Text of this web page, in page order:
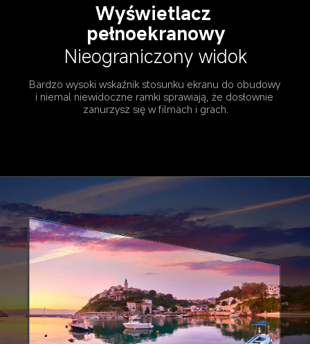
Wyświetlacz
pełnoekranowy
Nieograniczony widok
Bardzo wysoki wskaźnik stosunku ekranu do obudowy
i niemal niewidoczne ramki sprawiają, że dosłownie
zanurzysz się w filmach i grach.